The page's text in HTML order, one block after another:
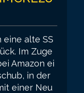
alte SS
Im Zuge
Amazon ei
in der
einer Neu